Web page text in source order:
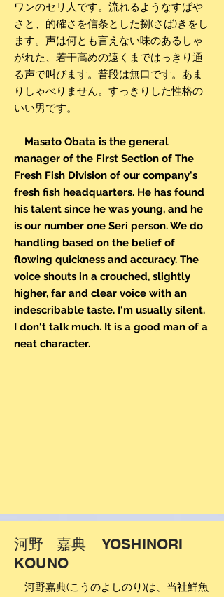
ワンのセリ人です。流れるようなすばや
さと、的確さを信条とした捌(さば)きをし
ます。声は何とも言えない味のあるしゃ
がれた、若干高めの遠くまではっきり通
る声で叫びます。普段は無口です。あま
りしゃべりません。すっきりした性格の
いい男です。
Masato Obata is the general
manager of the First Section of The
Fresh Fish Division of our company's
fresh fish headquarters. He has found
his talent since he was young, and he
is our number one Seri person. We do
handling based on the belief of
flowing quickness and accuracy. The
voice shouts in a crouched, slightly
higher, far and clear voice with an
indescribable taste. I'm usually silent.
I don't talk much. It is a good man of a
neat character.
河野 嘉典 YOSHINORI
KOUNO
河野嘉典(こうのよしのり)は、当社鮮魚